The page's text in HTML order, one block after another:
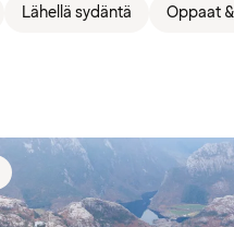
Lähellä sydäntä Oppaat